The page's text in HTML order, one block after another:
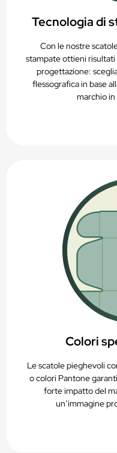
Tecnologia di
Con le nostre
stampate ottieni risultati
progettazione:
flessografica in base
marchio
Colori
Le scatole pieghevoli
o colori Pantone
forte impatto del
un’immagine